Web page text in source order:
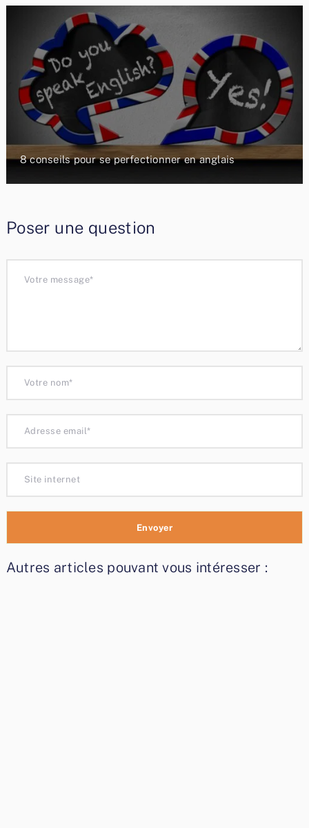
8 conseils pour se perfectionner en anglais
Poser une question
Autres articles pouvant vous intéresser :